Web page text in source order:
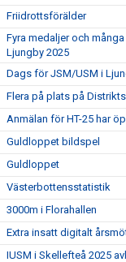
Friidrottsförälder
Fyra medaljer och
Ljungby 2025
Dags för JSM/USM i
Flera på plats på
Anmälan för HT-25 har
Guldloppet bildspel
Guldloppet
Västerbottensstatistik
3000m i Florahallen
Extra insatt digitalt
IUSM i Skellefteå 2025